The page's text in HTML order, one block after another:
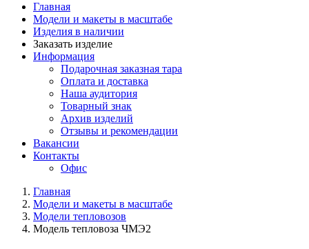
Главная
Модели и макеты в масштабе
Изделия в наличии
Заказать изделие
Информация
Подарочная заказная тара
Оплата и доставка
Наша аудитория
Товарный знак
Архив изделий
Отзывы и рекомендации
Вакансии
Контакты
Офис
Главная
Модели и макеты в масштабе
Модели тепловозов
Модель тепловоза ЧМЭ2